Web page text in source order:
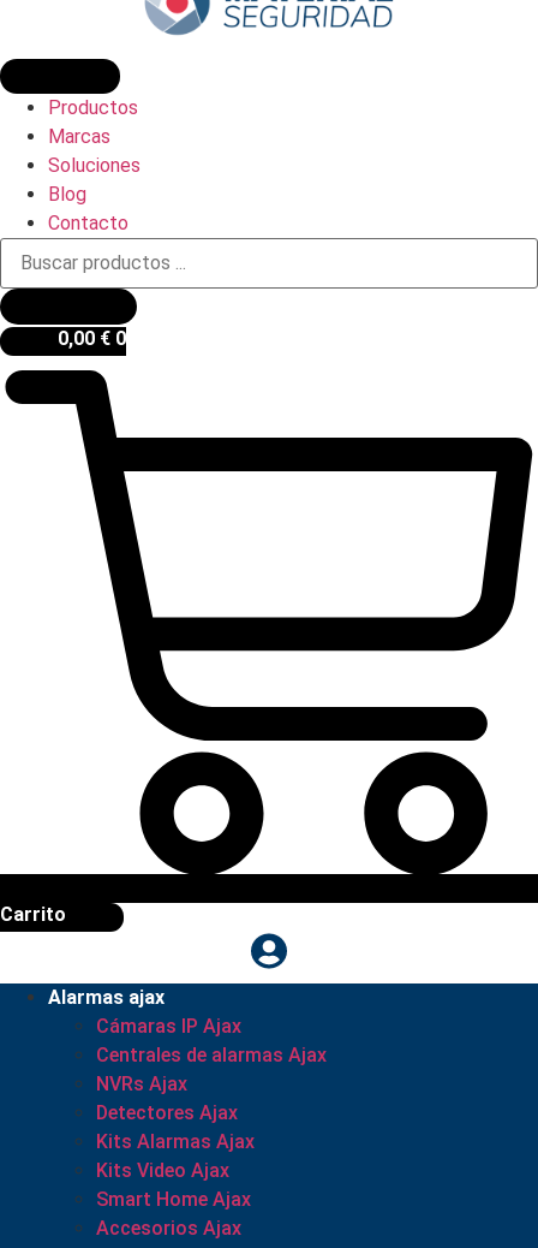
Productos
Marcas
Soluciones
Blog
Contacto
Búsqueda
productos
0,00 € 0
Carrito
Alarmas ajax
Cámaras IP Ajax
Centrales de alarmas Ajax
NVRs Ajax
Detectores Ajax
Kits Alarmas Ajax
Kits Video Ajax
Smart Home Ajax
Accesorios Ajax